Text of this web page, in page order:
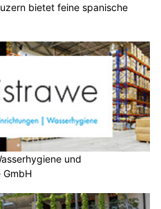
bietet feine spanische
und
GmbH